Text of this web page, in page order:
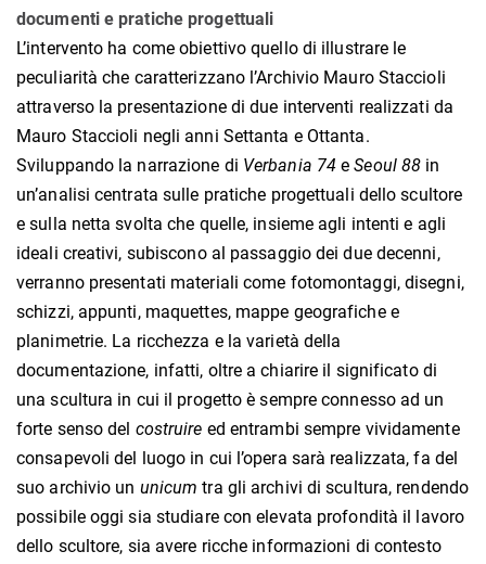
documenti e pratiche progettuali
L’intervento ha come obiettivo quello di illustrare le
peculiarità che caratterizzano l’Archivio Mauro Staccioli
attraverso la presentazione di due interventi realizzati da
Mauro Staccioli negli anni Settanta e Ottanta.
Sviluppando la narrazione di Verbania 74eSeoul 88 in
un’analisi centrata sulle pratiche progettuali dello scultore
e sulla netta svolta che quelle, insieme agli intenti e agli
ideali creativi, subiscono al passaggio dei due decenni,
verranno presentati materiali come fotomontaggi, disegni,
schizzi, appunti, maquettes, mappe geografiche e
planimetrie. La ricchezza e la varietà della
documentazione, infatti, oltre a chiarire il significato di
una scultura in cui il progetto è sempre connesso ad un
forte senso del costruire ed entrambi sempre vividamente
consapevoli del luogo in cui l’opera sarà realizzata, fa del
suo archivio un unicum tra gli archivi di scultura, rendendo
possibile oggi sia studiare con elevata profondità il lavoro
dello scultore, sia avere ricche informazioni di contesto